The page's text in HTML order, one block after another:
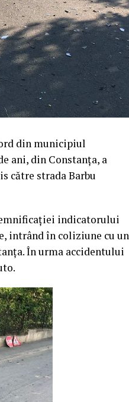
din municipiul
ani, din Constanța, a
către strada Barbu
indicatorului
intrând în coliziune cu un
În urma accidentului